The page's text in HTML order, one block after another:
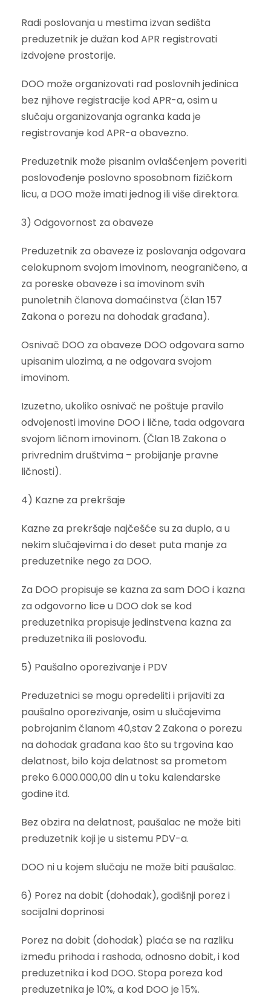
Radi poslovanja u mestima izvan sedišta
preduzetnik je dužan kod APR registrovati
izdvojene prostorije.
DOO može organizovati rad poslovnih jedinica
bez njihove registracije kod APR-a, osim u
slučaju organizovanja ogranka kada je
registrovanje kod APR-a obavezno.
Preduzetnik može pisanim ovlašćenjem poveriti
poslovođenje poslovno sposobnom fizičkom
licu, a DOO može imati jednog ili više direktora.
3) Odgovornost za obaveze
Preduzetnik za obaveze iz poslovanja odgovara
celokupnom svojom imovinom, neograničeno, a
za poreske obaveze i sa imovinom svih
punoletnih članova domaćinstva (član 157
Zakona o porezu na dohodak građana).
Osnivač DOO za obaveze DOO odgovara samo
upisanim ulozima, a ne odgovara svojom
imovinom.
Izuzetno, ukoliko osnivač ne poštuje pravilo
odvojenosti imovine DOO i lične, tada odgovara
svojom ličnom imovinom. (Član 18 Zakona o
privrednim društvima – probijanje pravne
ličnosti).
4) Kazne za prekršaje
Kazne za prekršaje najčešće su za duplo, a u
nekim slučajevima i do deset puta manje za
preduzetnike nego za DOO.
Za DOO propisuje se kazna za sam DOO i kazna
za odgovorno lice u DOO dok se kod
preduzetnika propisuje jedinstvena kazna za
preduzetnika ili poslovođu.
5) Paušalno oporezivanje i PDV
Preduzetnici se mogu opredeliti i prijaviti za
paušalno oporezivanje, osim u slučajevima
pobrojanim članom 40,stav 2 Zakona o porezu
na dohodak građana kao što su trgovina kao
delatnost, bilo koja delatnost sa prometom
preko 6.000.000,00 din u toku kalendarske
godine itd.
Bez obzira na delatnost, paušalac ne može biti
preduzetnik koji je u sistemu PDV-a.
DOO ni u kojem slučaju ne može biti paušalac.
6) Porez na dobit (dohodak), godišnji porez i
socijalni doprinosi
Porez na dobit (dohodak) plaća se na razliku
između prihoda i rashoda, odnosno dobit, i kod
preduzetnika i kod DOO. Stopa poreza kod
preduzetnika je 10%, a kod DOO je 15%.